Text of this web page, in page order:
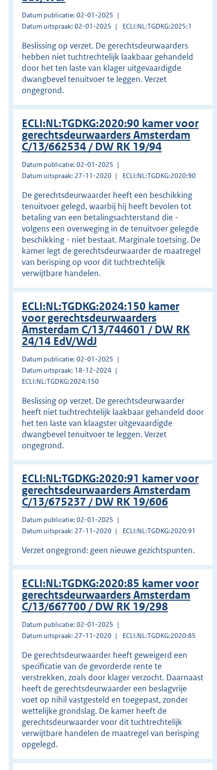
Datum publicatie: 02-01-2025
Datum uitspraak: 02-01-2025
ECLI:NL:TGDKG:2025:1
Beslissing op verzet. De gerechtsdeurwaarders
hebben niet tuchtrechtelijk laakbaar gehandeld
door het ten laste van klager uitgevaardigde
dwangbevel tenuitvoer te leggen. Verzet
ongegrond.
ECLI:NL:TGDKG:2020:90 kamer voor
gerechtsdeurwaarders Amsterdam
C/13/662534 / DW RK 19/94
Datum publicatie: 02-01-2025
Datum uitspraak: 27-11-2020
ECLI:NL:TGDKG:2020:90
De gerechtsdeurwaarder heeft een beschikking
tenuitvoer gelegd, waarbij hij heeft bevolen tot
betaling van een betalingsachterstand die -
volgens een overweging in de tenuitvoer gelegde
beschikking - niet bestaat. Marginale toetsing. De
kamer legt de gerechtsdeurwaarder de maatregel
van berisping op voor dit tuchtrechtelijk
verwijtbare handelen.
ECLI:NL:TGDKG:2024:150 kamer
voor gerechtsdeurwaarders
Amsterdam C/13/744601 / DW RK
24/14 EdV/WdJ
Datum publicatie: 02-01-2025
Datum uitspraak: 18-12-2024
ECLI:NL:TGDKG:2024:150
Beslissing op verzet. De gerechtsdeurwaarder
heeft niet tuchtrechtelijk laakbaar gehandeld door
het ten laste van klaagster uitgevaardigde
dwangbevel tenuitvoer te leggen. Verzet
ongegrond.
ECLI:NL:TGDKG:2020:91 kamer voor
gerechtsdeurwaarders Amsterdam
C/13/675237 / DW RK 19/606
Datum publicatie: 02-01-2025
Datum uitspraak: 27-11-2020
ECLI:NL:TGDKG:2020:91
Verzet ongegrond: geen nieuwe gezichtspunten.
ECLI:NL:TGDKG:2020:85 kamer voor
gerechtsdeurwaarders Amsterdam
C/13/667700 / DW RK 19/298
Datum publicatie: 02-01-2025
Datum uitspraak: 27-11-2020
ECLI:NL:TGDKG:2020:85
De gerechtsdeurwaarder heeft geweigerd een
specificatie van de gevorderde rente te
verstrekken, zoals door klager verzocht. Daarnaast
heeft de gerechtsdeurwaarder een beslagvrije
voet op nihil vastgesteld en toegepast, zonder
wettelijke grondslag. De kamer heeft de
gerechtsdeurwaarder voor dit tuchtrechtelijk
verwijtbare handelen de maatregel van berisping
opgelegd.